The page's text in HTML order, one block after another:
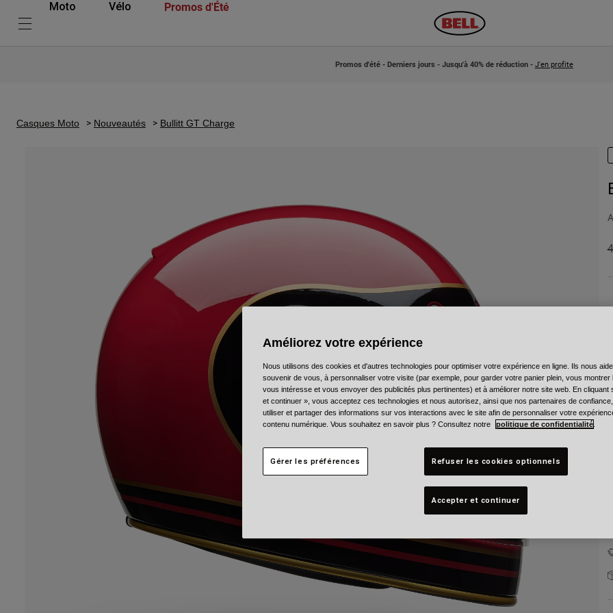
Moto Vélo Promos d'Été
Promos d'été - Derniers jours - Jusqu'à 40% de réduction - J'en profite
Casques Moto Nouveautés Bullitt GT Charge
Améliorez votre expérience
Nous utilisons des cookies et d'autres technologies pour optimiser votre expérience en ligne. Ils nous
souvenir de vous, à personnaliser votre visite (par exemple, pour garder votre panier plein, vous montrer
vous intéresse et vous envoyer des publicités plus pertinentes) et à améliorer notre site web. En cliquant
et continuer », vous acceptez ces technologies et nous autorisez, ainsi que nos partenaires de confiance,
utiliser et partager des informations sur vos interactions avec le site afin de personnaliser votre
contenu numérique. Vous souhaitez en savoir plus ? Consultez notre
politique de confidentialité
Gérer les préférences Refuser les cookies optionnels
Accepter et continuer